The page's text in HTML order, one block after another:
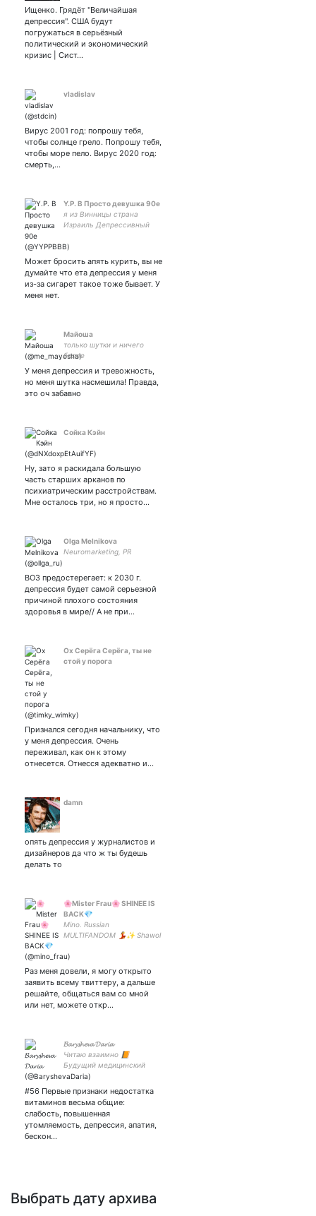
Ищенко. Грядёт "Величайшая
депрессия". США будут
погружаться в серьёзный
политический и экономический
кризис | Сист…
vladislav
Вирус 2001 год: попрошу тебя,
чтобы солнце грело. Попрошу тебя,
чтобы море пело. Вирус 2020 год:
смерть,…
Y.P. В Просто девушка 90е
я из Винницы страна
Израиль Депрессивный
Может бросить апять курить, вы не
думайте что ета депрессия у меня
из-за сигарет такое тоже бывает. У
меня нет.
Майоша
только шутки и ничего
более
У меня депрессия и тревожность,
но меня шутка насмешила! Правда,
это оч забавно
Сойка Кэйн
Ну, зато я раскидала большую
часть старших арканов по
психиатрическим расстройствам.
Мне осталось три, но я просто…
Olga Melnikova
Neuromarketing, PR
ВОЗ предостерегает: к 2030 г.
депрессия будет самой серьезной
причиной плохого состояния
здоровья в мире// А не при…
Ох Серёга Серёга, ты не
стой у порога
Признался сегодня начальнику, что
у меня депрессия. Очень
переживал, как он к этому
отнесется. Отнесся адекватно и…
damn
опять депрессия у журналистов и
дизайнеров да что ж ты будешь
делать то
🌸Mister Frau🌸 SHINEE IS
BACK💎
Mino. Russian
MULTIFANDOM 💃✨ Shawol
student🤯 Singer and cover
Раз меня довели, я могу открыто
заявить всему твиттеру, а дальше
решайте, общаться вам со мной
или нет, можете откр…
𝓑𝓪𝓻𝔂𝓼𝓱𝓮𝓿𝓪 𝓓𝓪𝓻𝓲𝓪
Читаю взаимно 📙
Будущий медицинский
биотехнолог🌱 Посвящаю
#56 Первые признаки недостатка
витаминов весьма общие:
слабость, повышенная
утомляемость, депрессия, апатия,
бескон…
Выбрать дату архива